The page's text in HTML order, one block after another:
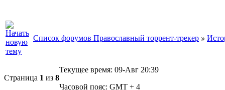
Список форумов Православный торрент-трекер »
Страница 1 из 8
Текущее время: 09-Авг 20:39
Часовой пояс: GMT + 4